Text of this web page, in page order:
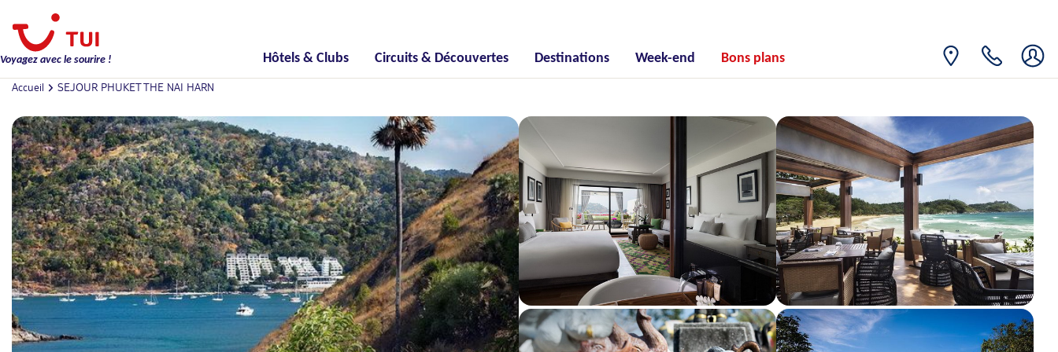
Voyagez avec le sourire ! Hôtels & Clubs Circuits & Découvertes Destinations Week-end Bons plans
Accueil SEJOUR PHUKET THE NAI HARN
Retour le
17/04/2027
12
AVR.
3483€/pers.
MER.
14
AVR.
3074€/pers.
Retour le
21/04/2027
LUN.
19
AVR.
2699€/pers.
Retour le
26/04/2027
MER.
21
AVR.
2700€/pers.
Retour le
28/04/2027
LUN.
26 2700€
Retour le
03/05/2027